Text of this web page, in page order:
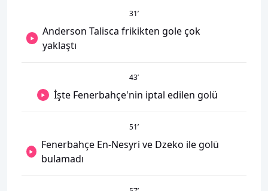
31’
Anderson Talisca frikikten gole çok
yaklaştı
43’
İşte Fenerbahçe'nin iptal edilen golü
51’
Fenerbahçe En-Nesyri ve Dzeko ile golü
bulamadı